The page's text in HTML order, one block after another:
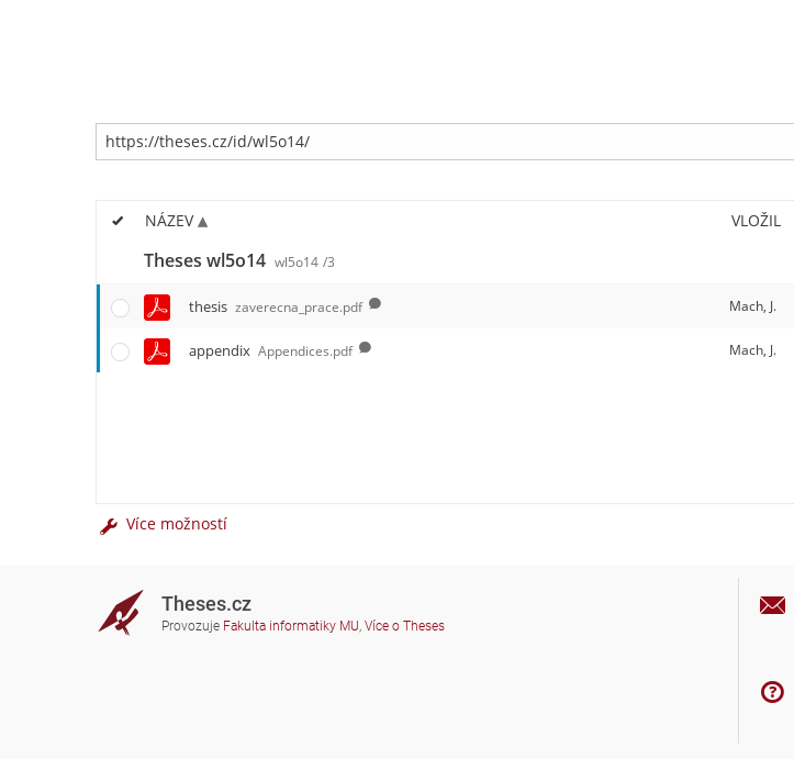
NÁZEV VLOŽIL
Theses wl5o14 wl5o14 /3
thesis zaverecna_prace.pdf Mach, J.
appendix Appendices.pdf Mach, J.
Více možností
Theses.cz
Provozuje Fakulta informatiky MU, Více o Theses